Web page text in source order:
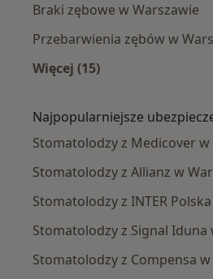
Braki zębowe w Warszawie
Przebarwienia zębów w
Więcej (15)
Najpopularniejsze
Stomatolodzy z Medicover w
Stomatolodzy z Allianz w
Stomatolodzy z INTER
Stomatolodzy z Signal Iduna
Stomatolodzy z Compensa